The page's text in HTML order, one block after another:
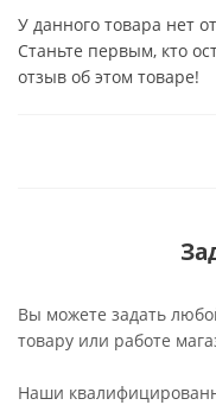
У данного товара нет
Станьте первым, кто
отзыв об этом товаре!
Вы можете задать
товару или работе
Наши